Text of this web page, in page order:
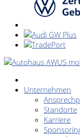
Unternehmen
Standorte
Karriere